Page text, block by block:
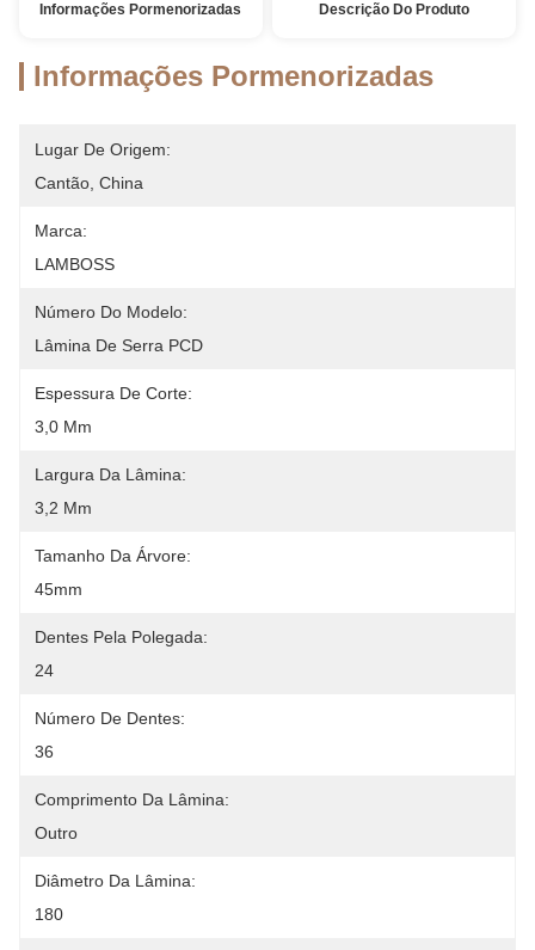
Informações Pormenorizadas Descrição Do Produto
Informações Pormenorizadas
Lugar De Origem:
Cantão, China
Marca:
LAMBOSS
Número Do Modelo:
Lâmina De Serra PCD
Espessura De Corte:
3,0 Mm
Largura Da Lâmina:
3,2 Mm
Tamanho Da Árvore:
45mm
Dentes Pela Polegada:
24
Número De Dentes:
36
Comprimento Da Lâmina:
Outro
Diâmetro Da Lâmina:
180